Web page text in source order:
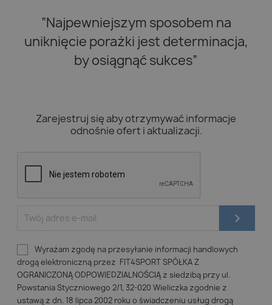
“Najpewniejszym sposobem na
uniknięcie porażki jest determinacja,
by osiągnąć sukces”
Zarejestruj się aby otrzymywać informacje
odnośnie ofert i aktualizacji.
Wyrażam zgodę na przesyłanie informacji handlowych
drogą elektroniczną przez FIT4SPORT SPÓŁKA Z
OGRANICZONĄ ODPOWIEDZIALNOŚCIĄ z siedzibą przy ul.
Powstania Styczniowego 2/1, 32-020 Wieliczka zgodnie z
ustawą z dn. 18 lipca 2002 roku o świadczeniu usług drogą